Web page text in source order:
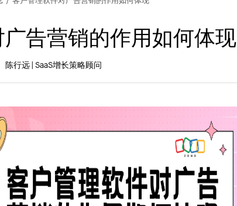
告营销的作用如何体现
陈行远 | SaaS增长策略顾问